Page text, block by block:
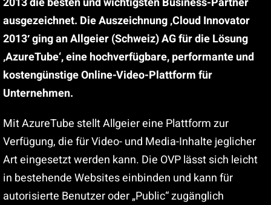
ausgezeichnet. Die Auszeichnung ‚Cloud Innovator
2013′ ging an Allgeier (Schweiz) AG für die Lösung
‚AzureTube‘, eine hochverfügbare, performante und
kostengünstige Online-Video-Plattform für
Unternehmen.
Mit AzureTube stellt Allgeier eine Plattform zur
Verfügung, die für Video- und Media-Inhalte jeglicher
Art eingesetzt werden kann. Die OVP lässt sich leicht
in bestehende Websites einbinden und kann für
autorisierte Benutzer oder „Public“ zugänglich